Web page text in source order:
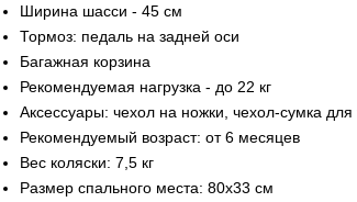
Ширина шасси - 45 см
Тормоз: педаль на задней оси
Багажная корзина
Рекомендуемая нагрузка - до 22 кг
Аксессуары: чехол на ножки, чехол-сумка для
Рекомендуемый возраст: от 6 месяцев
Вес коляски: 7,5 кг
Размер спального места: 80х33 см